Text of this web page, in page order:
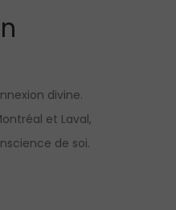
divine.
et Laval,
de soi.